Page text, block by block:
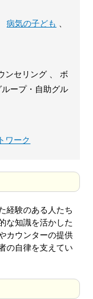
病気の子ども
ンセリング 、 ボ
ープ・自助グル
ワーク
経験のある人たち
な知識を活かした
カウンターの提供
の自律を支えてい